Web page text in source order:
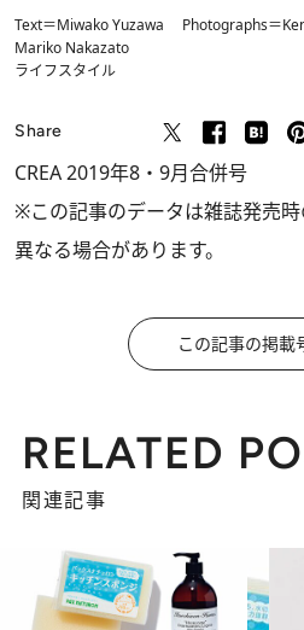
Text＝Miwako Yuzawa Photographs＝
Mariko Nakazato
ライフスタイル
Share
CREA 2019年8・9月合併号
※この記事のデータは雑誌発売
異なる場合があります。
この記事の掲載
RELATED
関連記事